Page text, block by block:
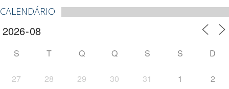
CALENDÁRIO
S T Q Q S S D
27 28 29 30 31 1 2